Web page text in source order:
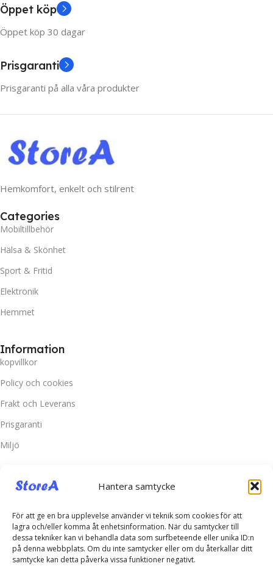
Hantera samtycke
För att ge en bra upplevelse använder vi teknik som cookies för att
lagra och/eller komma åt enhetsinformation. När du samtycker till
dessa tekniker kan vi behandla data som surfbeteende eller unika ID:n
på denna webbplats. Om du inte samtycker eller om du återkallar ditt
samtycke kan detta påverka vissa funktioner negativt.
Öppet köp
Öppet köp 30 dagar
Prisgaranti
Prisgaranti på alla våra produkter
Hemkomfort, enkelt och stilrent
Categories
Mobiltillbehör
Hälsa & Skönhet
Sport & Fritid
Elektronik
Hemmet
Information
kopvillkor
Policy och cookies
Frakt och Leverans
Prisgaranti
Miljö
Kundtjänst
Kontakta oss
Retur & Reklamation
Vanliga frågor
Inloggning